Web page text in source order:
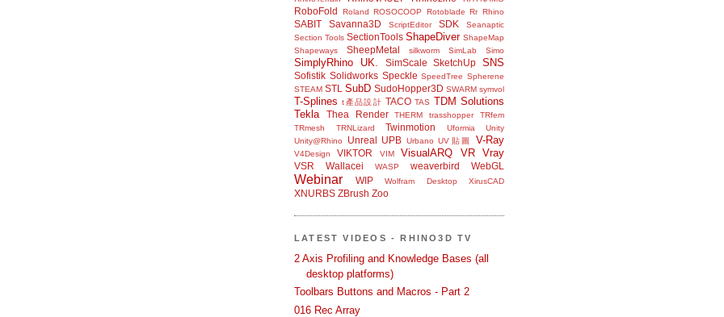
RoboFold Roland ROSOCOOP Rotoblade Rr Rhino
SABIT Savanna3D ScriptEditor SDK
Seanaptic
Section Tools SectionTools ShapeDiver ShapeMap
Shapeways
SheepMetal silkworm SimLab Simo
SimplyRhino UK. SimScale SketchUp SNS
Sofistik Solidworks Speckle SpeedTree Spherene
STEAM STL SubD SudoHopper3D SWARM symvol
T-Splines t產品設計 TACO TAS TDM Solutions
Tekla
Thea Render THERM trasshopper
TRfem
TRmesh
TRNLizard Twinmotion Uformia
Unity
Unity@Rhino
Unreal UPB Urbano UV貼圖 V-Ray
V4Design VIKTOR VIM VisualARQ VR Vray
VSR Wallacei WASP weaverbird WebGL
Webinar WIP Wolfram Desktop XirusCAD
XNURBS ZBrush Zoo
LATEST VIDEOS - RHINO3D TV
2 Axis Profiling and Knowledge Bases (all
desktop platforms)
Toolbars Buttons and Macros - Part 2
016 Rec Array